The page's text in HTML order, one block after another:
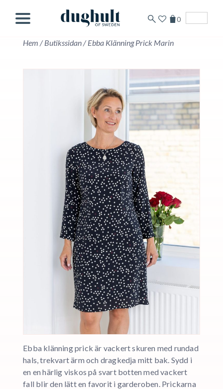
0
Hem /Butikssidan/Ebba Klänning Prick Marin
Ebba klänning prick är vackert skuren med rundad
hals, trekvart ärm och dragkedja mitt bak. Sydd i
en en härlig viskos på svart botten med vackert
fall blir den lätt en favorit i garderoben. Prickarna